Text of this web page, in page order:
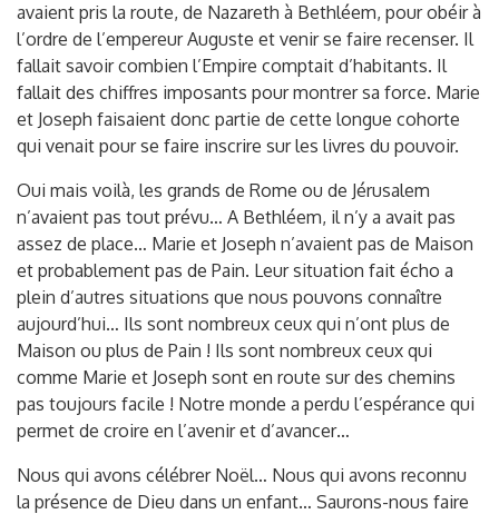
avaient pris la route, de Nazareth à Bethléem, pour obéir à
l’ordre de l’empereur Auguste et venir se faire recenser. Il
fallait savoir combien l’Empire comptait d’habitants. Il
fallait des chiffres imposants pour montrer sa force. Marie
et Joseph faisaient donc partie de cette longue cohorte
qui venait pour se faire inscrire sur les livres du pouvoir.
Oui mais voilà, les grands de Rome ou de Jérusalem
n’avaient pas tout prévu… A Bethléem, il n’y a avait pas
assez de place… Marie et Joseph n’avaient pas de Maison
et probablement pas de Pain. Leur situation fait écho a
plein d’autres situations que nous pouvons connaître
aujourd’hui… Ils sont nombreux ceux qui n’ont plus de
Maison ou plus de Pain ! Ils sont nombreux ceux qui
comme Marie et Joseph sont en route sur des chemins
pas toujours facile ! Notre monde a perdu l’espérance qui
permet de croire en l’avenir et d’avancer…
Nous qui avons célébrer Noël… Nous qui avons reconnu
la présence de Dieu dans un enfant… Saurons-nous faire